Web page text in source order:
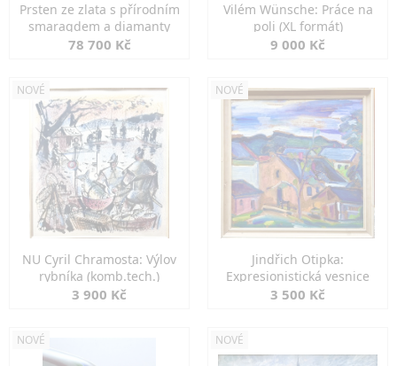
Prsten ze zlata s přírodním
smaragdem a diamanty
78 700 Kč
Vilém Wünsche: Práce na
poli (XL formát)
9 000 Kč
NOVÉ
NU Cyril Chramosta: Výlov
rybníka (komb.tech.)
3 900 Kč
NOVÉ
Jindřich Otipka:
Expresionistická vesnice
3 500 Kč
NOVÉ NOVÉ